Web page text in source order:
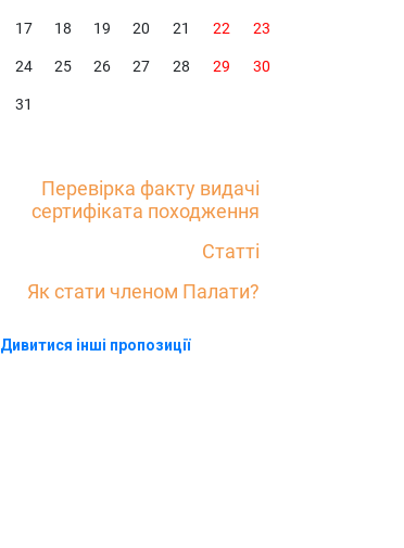
17 18 19 20 21 22 23
24 25 26 27 28 29 30
31
Перевірка факту видачі
сертифіката походження
Статті
Як стати членом Палати?
Дивитися інші пропозиції